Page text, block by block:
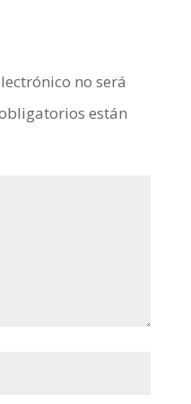
no será
están